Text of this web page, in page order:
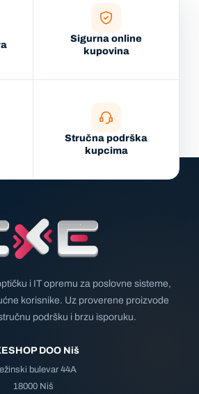
Sigurna online
kupovina
Stručna podrška
kupcima
i IT opremu za poslovne sisteme,
korisnike. Uz proverene proizvode
podršku i brzu isporuku.
DOO Niš
bulevar 44A
18000 Niš